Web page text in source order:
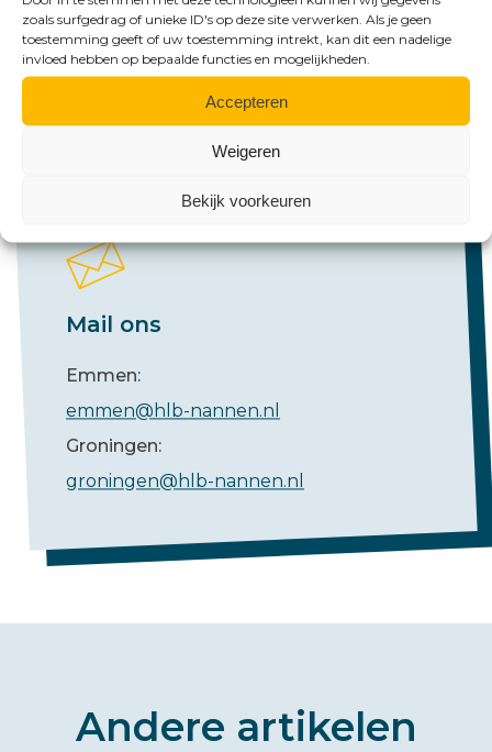
zoals surfgedrag of unieke ID's op deze site verwerken. Als je geen
toestemming geeft of uw toestemming intrekt, kan dit een nadelige
invloed hebben op bepaalde functies en mogelijkheden.
Accepteren
Weigeren
Bekijk voorkeuren
Emmen:
+31 (0)591 61 23 77
Mail ons
Emmen:
emmen@hlb-nannen.nl
Groningen:
groningen@hlb-nannen.nl
Andere artikelen